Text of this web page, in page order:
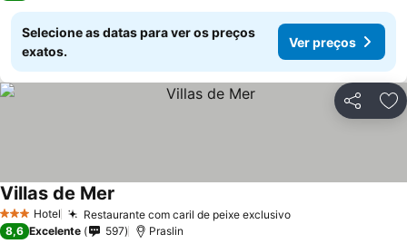
Selecione as datas para ver os preços
exatos.
Ver preços
Partilhar
3 EstrelasHotel Restaurante com caril de peixe exclusivo
Villas de Mer
8,6 Excelente 597 Praslin